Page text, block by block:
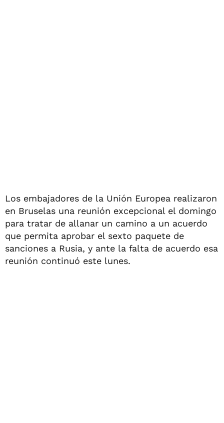
Los embajadores de la Unión Europea realizaron
en Bruselas una reunión excepcional el domingo
para tratar de allanar un camino a un acuerdo
que permita aprobar el sexto paquete de
sanciones a Rusia, y ante la falta de acuerdo esa
reunión continuó este lunes.